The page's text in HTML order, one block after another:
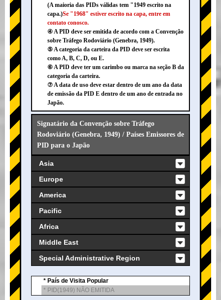
(A maioria das PIDs válidas tem "1949 escrito na
capa.)Se "1968" estiver escrito na capa, entre em
contato conosco.
④ A PID deve ser emitida de acordo com a Convenção
sobre Tráfego Rodoviário (Genebra, 1949).
⑤ A categoria da carteira da PID deve ser escrita
como A, B, C, D, ou E.
⑥ A PID deve ter um carimbo ou marca na seção B da
categoria da carteira.
⑦ A data de uso deve estar dentro de um ano da data
de emissão da PID E dentro de um ano de entrada no
Japão.
Signatário da Convenção sobre Tráfego
Rodoviário (Genebra, 1949) / Países Emissores de
PID para o Japão
Asia
Europe
America
Pacific
Africa
Middle East
Special Administrative Region
* País de Visita Popular
* PID(1949) NÃO EMITIDA